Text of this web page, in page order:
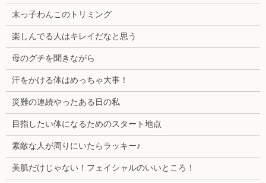
末っ子わんこのトリミング
楽しんでる人はキレイだなと思う
母のグチを聞きながら
汗をかける体はめっちゃ大事！
災難の連続やったある日の私
目指したい体になるためのスタート地点
素敵な人が周りにいたらラッキー♪
美肌だけじゃない！フェイシャルのいいところ！